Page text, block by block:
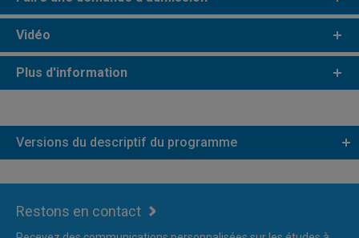
Vidéo
Plus d'information
Versions du descriptif du programme
Restons en contact